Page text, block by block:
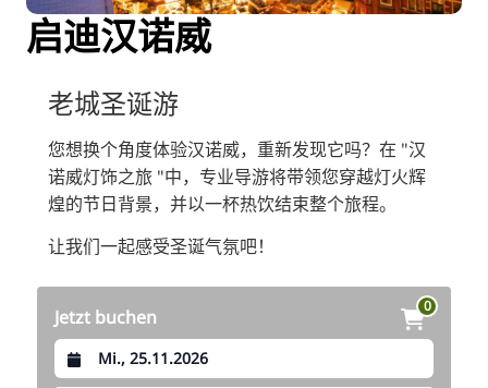
FR
FI
KO
BG
启迪汉诺威
老城圣诞游
您想换个角度体验汉诺威，重新发现它吗？在 "汉
诺威灯饰之旅 "中，专业导游将带领您穿越灯火辉
煌的节日背景，并以一杯热饮结束整个旅程。
让我们一起感受圣诞气氛吧！
Jetzt buchen 0
Datum auswählen